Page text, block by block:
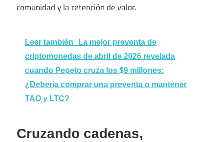
comunidad y la retención de valor.
Leer también
La mejor preventa de
criptomonedas de abril de 2026 revelada
cuando Pepeto cruza los $9 millones:
¿Debería comprar una preventa o mantener
TAO y LTC?
Cruzando cadenas,